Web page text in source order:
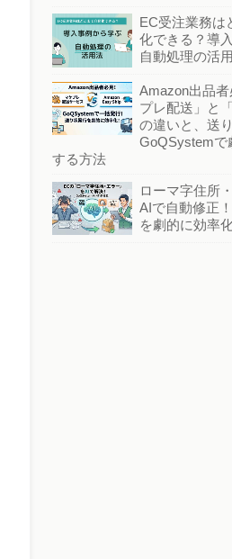
EC受注業務は
化できる？導
自動処理の活
Amazon出品
プレ配送」と
の違いと、送
GoQSystemで
する方法
ローマ字住所
AIで自動修正
を劇的に効率